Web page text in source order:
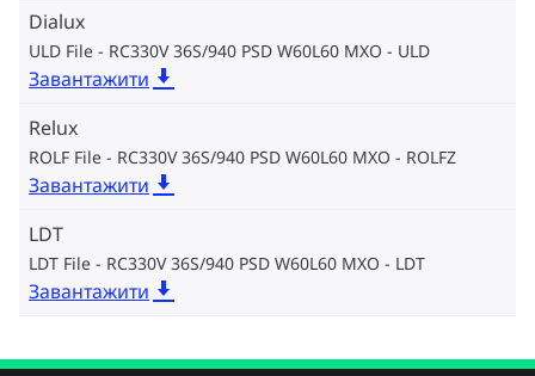
Dialux
ULD File - RC330V 36S/940 PSD W60L60 MXO ULD
Завантажити
Relux
ROLF File - RC330V 36S/940 PSD W60L60 MXO ROLFZ
Завантажити
LDT
LDT File - RC330V 36S/940 PSD W60L60 MXO LDT
Завантажити